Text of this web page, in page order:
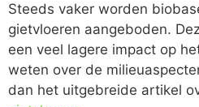
Steeds vaker worden
gietvloeren aangeboden.
een veel lagere impact op
weten over de
dan het uitgebreide artikel